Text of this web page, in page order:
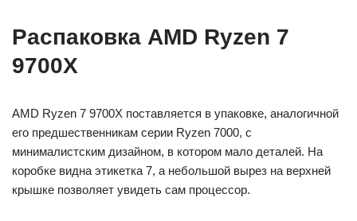
Распаковка AMD Ryzen 7
9700X
AMD Ryzen 7 9700X поставляется в упаковке, аналогичной
его предшественникам серии Ryzen 7000, с
минималистским дизайном, в котором мало деталей. На
коробке видна этикетка 7, а небольшой вырез на верхней
крышке позволяет увидеть сам процессор.